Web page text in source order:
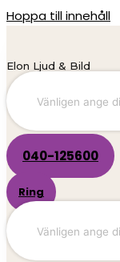
Hoppa till innehåll
Elon Ljud & Bild
040-125600
Ring